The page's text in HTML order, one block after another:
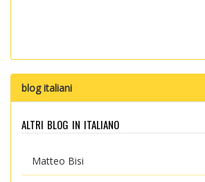
blog italiani
altri blog in italiano
Matteo Bisi